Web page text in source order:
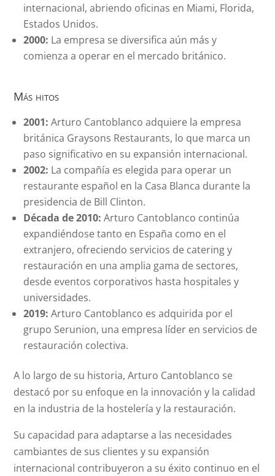
internacional, abriendo oficinas en Miami, Florida,
Estados Unidos.
2000: La empresa se diversifica aún más y
comienza a operar en el mercado británico.
Más hitos
2001:Arturo Cantoblanco adquiere la empresa
británica Graysons Restaurants, lo que marca un
paso significativo en su expansión internacional.
2002: La compañía es elegida para operar un
restaurante español en la Casa Blanca durante la
presidencia de Bill Clinton.
Década de 2010:Arturo Cantoblanco continúa
expandiéndose tanto en España como en el
extranjero, ofreciendo servicios de catering y
restauración en una amplia gama de sectores,
desde eventos corporativos hasta hospitales y
universidades.
2019:Arturo Cantoblanco es adquirida por el
grupo Serunion, una empresa líder en servicios de
restauración colectiva.
A lo largo de su historia, Arturo Cantoblanco se
destacó por su enfoque en la innovación y la calidad
en la industria de la hostelería y la restauración.
Su capacidad para adaptarse a las necesidades
cambiantes de sus clientes y su expansión
internacional contribuyeron a su éxito continuo en el